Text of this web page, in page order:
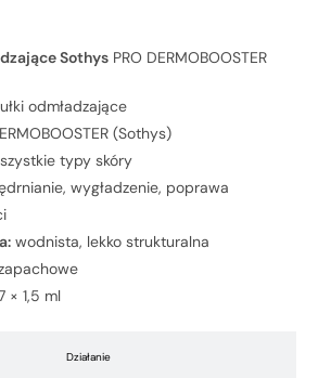
Działanie
Sothys PRO DERMOBOOSTER
odmładzające
(Sothys)
typy skóry
wygładzenie, poprawa
wodnista, lekko strukturalna
× 1,5 ml